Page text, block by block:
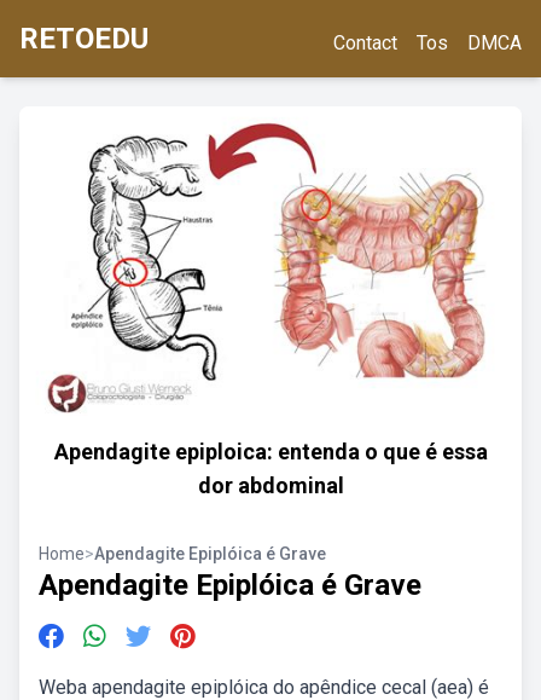
RETOEDU Contact Tos DMCA
Apendagite epiploica: entenda o que é essa
dor abdominal
Home>Apendagite Epiplóica é Grave
Apendagite Epiplóica é Grave
Weba apendagite epiplóica do apêndice cecal (aea) é